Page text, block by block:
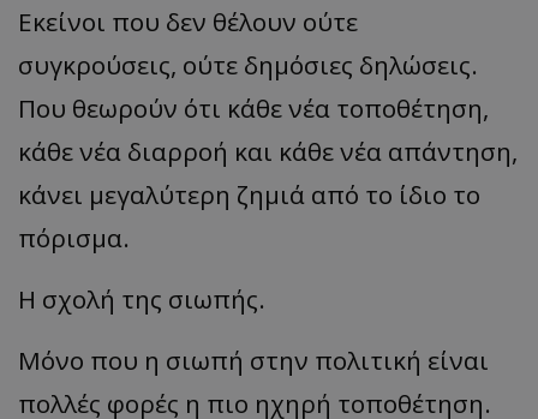
Εκείνοι που δεν θέλουν ούτε
συγκρούσεις, ούτε δημόσιες δηλώσεις.
Που θεωρούν ότι κάθε νέα τοποθέτηση,
κάθε νέα διαρροή και κάθε νέα απάντηση,
κάνει μεγαλύτερη ζημιά από το ίδιο το
πόρισμα.
Η σχολή της σιωπής.
Μόνο που η σιωπή στην πολιτική είναι
πολλές φορές η πιο ηχηρή τοποθέτηση.